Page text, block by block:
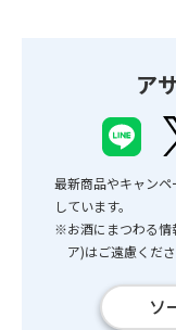
ア
最新商品やキャン
しています。
※お酒にまつわる情
ア)はご遠慮くださ
ソ